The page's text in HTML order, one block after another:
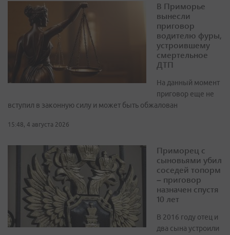
В Приморье
вынесли
приговор
водителю фуры,
устроившему
смертельное
ДТП
На данный момент
приговор еще не
вступил в законную силу и может быть обжалован
15:48, 4 августа 2026
Приморец с
сыновьями убил
соседей топорм
– приговор
назначен спустя
10 лет
В 2016 году отец и
два сына устроили